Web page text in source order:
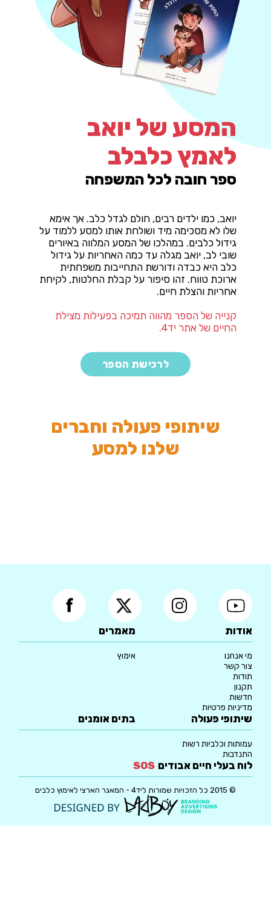
המסע של יואב
לאמץ כלבלב
ספר חובה לכל המשפחה
יואב, כמו ילדים רבים, חולם לגדל כלב. אך אימא
שלו לא מסכימה מיד ושולחת אותו למסע ללמוד על
גידול כלבים. במהלכו של המסע המלווה באיורים
שובי לב, יואב מגלה עד כמה האחריות על גידול
כלב היא כבדה ודורשת התחייבות משפחתית
ארוכת טווח. זהו סיפור על קבלת החלטות, לקיחת
אחריות והצלת חיים.
קנייה של הספר מהווה תמיכה בפעילות מצילת
החיים של אתר יד4.
לרכישת הספר
שיתופי פעולה וחברים
שלנו למסע
אודות
מי אנחנו
צור קשר
תודות
תקנון
חדשות
מדיניות פרטיות
מאמרים
אימוץ
שיתופי פעולה
עמותות וכלביות רשות
התנדבות
בתים אומנים
לוח בעלי חיים אבודים SOS
© 2015 כל הזכויות שמורות ליד4 - המאגר הארצי לאימוץ כלבים